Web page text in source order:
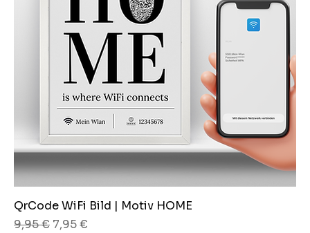
QrCode WiFi Bild | Motiv HOME
Standardpreis
9,95 € Sale-Preis
7,95 €